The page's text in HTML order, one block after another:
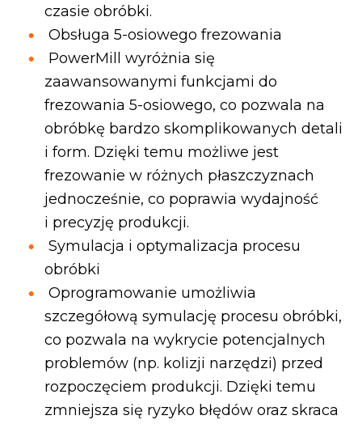
czasie obróbki.
Obsługa 5-osiowego frezowania
PowerMill wyróżnia się
zaawansowanymi funkcjami do
frezowania 5-osiowego, co pozwala na
obróbkę bardzo skomplikowanych detali
i form. Dzięki temu możliwe jest
frezowanie w różnych płaszczyznach
jednocześnie, co poprawia wydajność
i precyzję produkcji.
Symulacja i optymalizacja procesu
obróbki
Oprogramowanie umożliwia
szczegółową symulację procesu obróbki,
co pozwala na wykrycie potencjalnych
problemów (np. kolizji narzędzi) przed
rozpoczęciem produkcji. Dzięki temu
zmniejsza się ryzyko błędów oraz skraca